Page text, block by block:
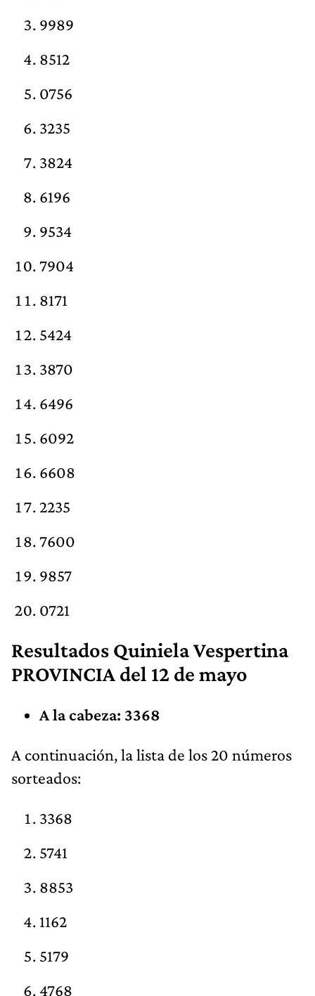
9989
8512
0756
3235
3824
6196
9534
7904
8171
5424
3870
6496
6092
6608
2235
7600
9857
0721
Resultados Quiniela Vespertina
PROVINCIA del 12 de mayo
A la cabeza: 3368
A continuación, la lista de los 20 números
sorteados:
3368
5741
8853
1162
5179
4768